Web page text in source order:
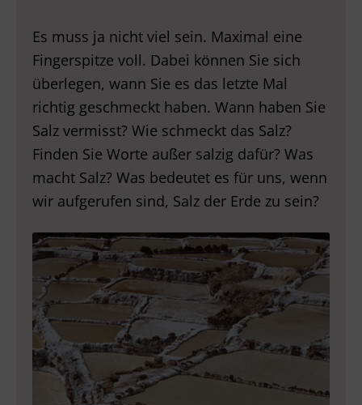
Es muss ja nicht viel sein. Maximal eine
Fingerspitze voll. Dabei können Sie sich
überlegen, wann Sie es das letzte Mal
richtig geschmeckt haben. Wann haben Sie
Salz vermisst? Wie schmeckt das Salz?
Finden Sie Worte außer salzig dafür? Was
macht Salz? Was bedeutet es für uns, wenn
wir aufgerufen sind, Salz der Erde zu sein?